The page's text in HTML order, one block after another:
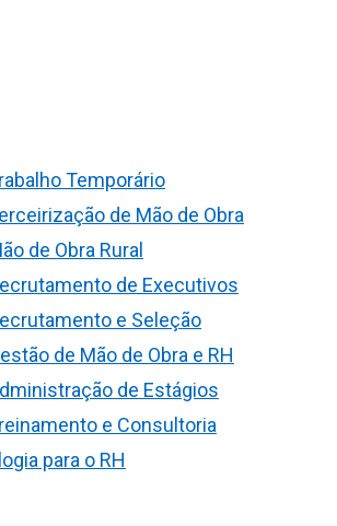
Temporário
de Mão de Obra
de Obra Rural
de Executivos
e Seleção
de Mão de Obra e RH
de Estágios
e Consultoria
para o RH